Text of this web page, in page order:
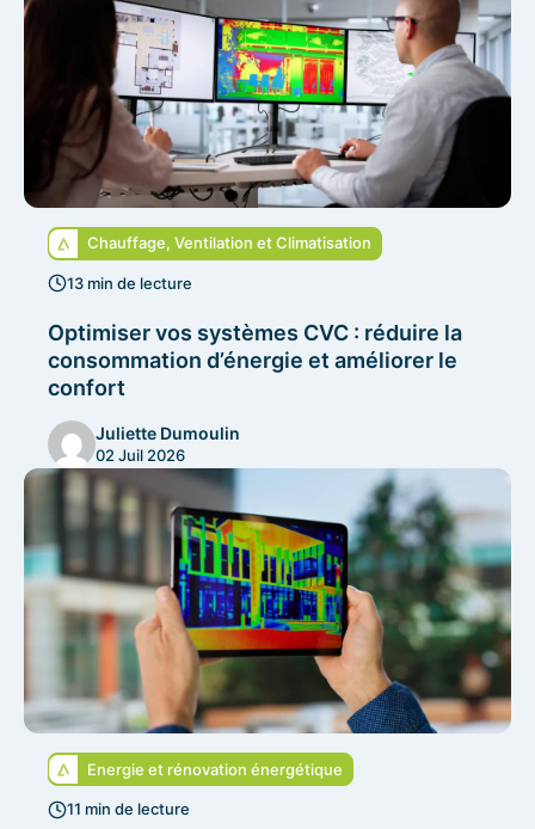
Chauffage, Ventilation et Climatisation
13 min de lecture
Optimiser vos systèmes CVC : réduire la
consommation d’énergie et améliorer le
confort
Juliette Dumoulin
02 Juil 2026
Energie et rénovation énergétique
11 min de lecture